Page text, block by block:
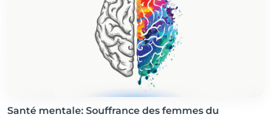
Santé mentale: Souffrance des femmes du